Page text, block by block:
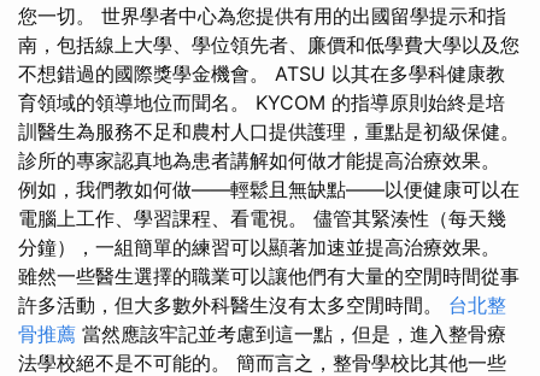
您一切。 世界學者中心為您提供有用的出國留學提示和指
南，包括線上大學、學位領先者、廉價和低學費大學以及您
不想錯過的國際獎學金機會。 ATSU 以其在多學科健康教
育領域的領導地位而聞名。 KYCOM 的指導原則始終是培
訓醫生為服務不足和農村人口提供護理，重點是初級保健。
診所的專家認真地為患者講解如何做才能提高治療效果。
例如，我們教如何做——輕鬆且無缺點——以便健康可以在
電腦上工作、學習課程、看電視。 儘管其緊湊性（每天幾
分鐘），一組簡單的練習可以顯著加速並提高治療效果。
雖然一些醫生選擇的職業可以讓他們有大量的空閒時間從事
許多活動，但大多數外科醫生沒有太多空閒時間。 台北整
骨推薦 當然應該牢記並考慮到這一點，但是，進入整骨療
法學校絕不是不可能的。 簡而言之，整骨學校比其他一些